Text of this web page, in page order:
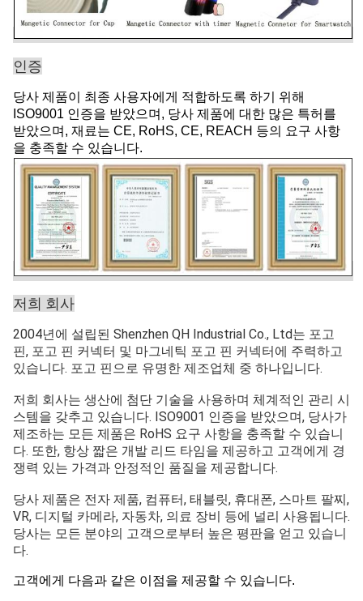
인증
당사 제품이 최종 사용자에게 적합하도록 하기 위해
ISO9001 인증을 받았으며, 당사 제품에 대한 많은 특허를
받았으며, 재료는 CE, RoHS, CE, REACH 등의 요구 사항
을 충족할 수 있습니다.
저희 회사
2004년에 설립된 Shenzhen QH Industrial Co., Ltd는 포고
핀, 포고 핀 커넥터 및 마그네틱 포고 핀 커넥터에 주력하고
있습니다. 포고 핀으로 유명한 제조업체 중 하나입니다.
저희 회사는 생산에 첨단 기술을 사용하며 체계적인 관리 시
스템을 갖추고 있습니다. ISO9001 인증을 받았으며, 당사가
제조하는 모든 제품은 RoHS 요구 사항을 충족할 수 있습니
다. 또한, 항상 짧은 개발 리드 타임을 제공하고 고객에게 경
쟁력 있는 가격과 안정적인 품질을 제공합니다.
당사 제품은 전자 제품, 컴퓨터, 태블릿, 휴대폰, 스마트 팔찌,
VR, 디지털 카메라, 자동차, 의료 장비 등에 널리 사용됩니다.
당사는 모든 분야의 고객으로부터 높은 평판을 얻고 있습니
다.
고객에게 다음과 같은 이점을 제공할 수 있습니다.